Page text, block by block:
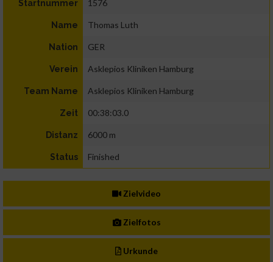
Startnummer 1576
Name Thomas Luth
Nation GER
Verein Asklepios Kliniken Hamburg
Team Name Asklepios Kliniken Hamburg
Zeit 00:38:03.0
Distanz 6000 m
Status Finished
Zielvideo
Zielfotos
Urkunde